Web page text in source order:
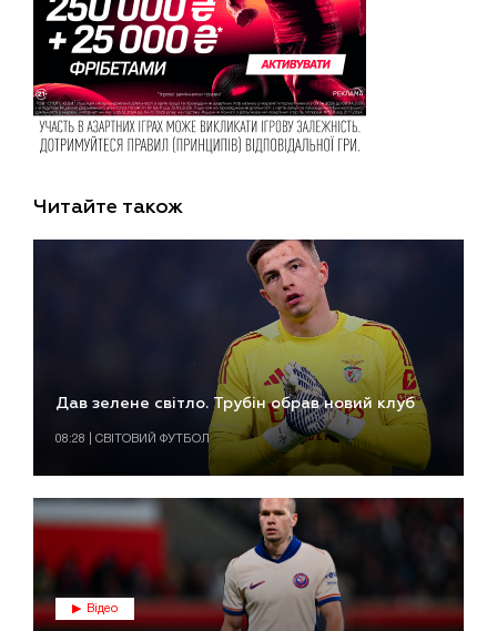
Читайте також
Дав зелене світло. Трубін обрав новий клуб
08:28 | СВІТОВИЙ ФУТБОЛ
Відео